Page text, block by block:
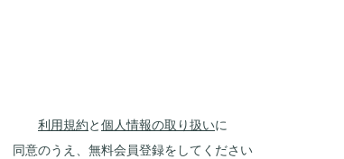
利用規約と個人情報の取り扱いに
同意のうえ、無料会員登録をしてください